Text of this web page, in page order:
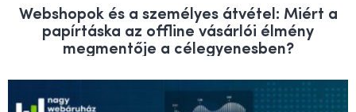
Webshopok és a személyes átvétel: Miért a
papírtáska az offline vásárlói élmény
megmentője a célegyenesben?